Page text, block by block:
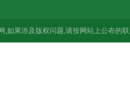
,如果涉及版权问题,请按网站上公布的